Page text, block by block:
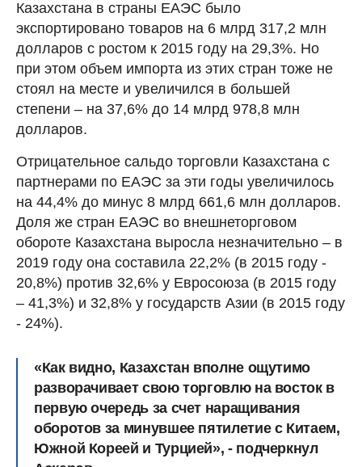
Казахстана в страны ЕАЭС было
экспортировано товаров на 6 млрд 317,2 млн
долларов с ростом к 2015 году на 29,3%. Но
при этом объем импорта из этих стран тоже не
стоял на месте и увеличился в большей
степени – на 37,6% до 14 млрд 978,8 млн
долларов.
Отрицательное сальдо торговли Казахстана с
партнерами по ЕАЭС за эти годы увеличилось
на 44,4% до минус 8 млрд 661,6 млн долларов.
Доля же стран ЕАЭС во внешнеторговом
обороте Казахстана выросла незначительно – в
2019 году она составила 22,2% (в 2015 году -
20,8%) против 32,6% у Евросоюза (в 2015 году
– 41,3%) и 32,8% у государств Азии (в 2015 году
- 24%).
«Как видно, Казахстан вполне ощутимо
разворачивает свою торговлю на восток в
первую очередь за счет наращивания
оборотов за минувшее пятилетие с Китаем,
Южной Кореей и Турцией», - подчеркнул